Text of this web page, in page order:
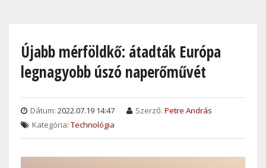
contentÚjabb mérföldkő: átadták Európa
legnagyobb úszó naperőművét
Dátum: 2022.07.19 14:47 Szerző: Petre András
Kategória: Technológia